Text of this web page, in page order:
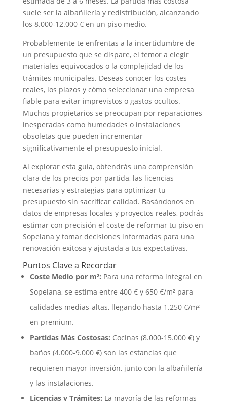
suele ser la albañilería y redistribución, alcanzando
los 8.000-12.000 € en un piso medio.
Probablemente te enfrentas a la incertidumbre de
un presupuesto que se dispare, el temor a elegir
materiales equivocados o la complejidad de los
trámites municipales. Deseas conocer los costes
reales, los plazos y cómo seleccionar una empresa
fiable para evitar imprevistos o gastos ocultos.
Muchos propietarios se preocupan por reparaciones
inesperadas como humedades o instalaciones
obsoletas que pueden incrementar
significativamente el presupuesto inicial.
Al explorar esta guía, obtendrás una comprensión
clara de los precios por partida, las licencias
necesarias y estrategias para optimizar tu
presupuesto sin sacrificar calidad. Basándonos en
datos de empresas locales y proyectos reales, podrás
estimar con precisión el coste de reformar tu piso en
Sopelana y tomar decisiones informadas para una
renovación exitosa y ajustada a tus expectativas.
Puntos Clave a Recordar
Coste Medio por m²: Para una reforma integral en
Sopelana, se estima entre 400 € y 650 €/m² para
calidades medias-altas, llegando hasta 1.250 €/m²
en premium.
Partidas Más Costosas: Cocinas (8.000-15.000 €) y
baños (4.000-9.000 €) son las estancias que
requieren mayor inversión, junto con la albañilería
y las instalaciones.
Licencias y Trámites: La mayoría de las reformas